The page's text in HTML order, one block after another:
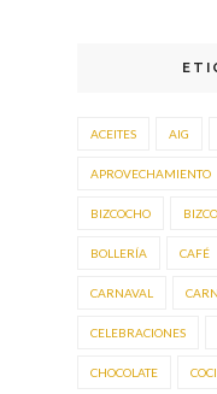
ACEITES AIG
APROVECHAMIENTO
BIZCOCHO
BOLLERÍA CAFÉ
CARNAVAL
CELEBRACIONES
CHOCOLATE